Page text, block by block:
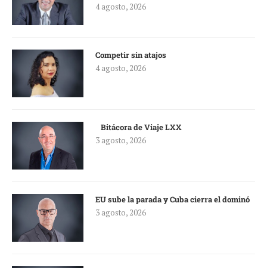
4 agosto, 2026
Competir sin atajos
4 agosto, 2026
Bitácora de Viaje LXX
3 agosto, 2026
EU sube la parada y Cuba cierra el dominó
3 agosto, 2026